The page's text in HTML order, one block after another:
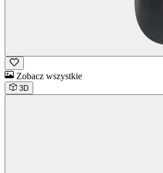
Zobacz wszystkie
3D